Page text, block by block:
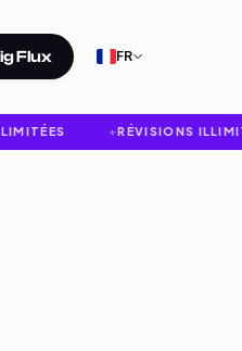
Flux FR
RÉVISIONS